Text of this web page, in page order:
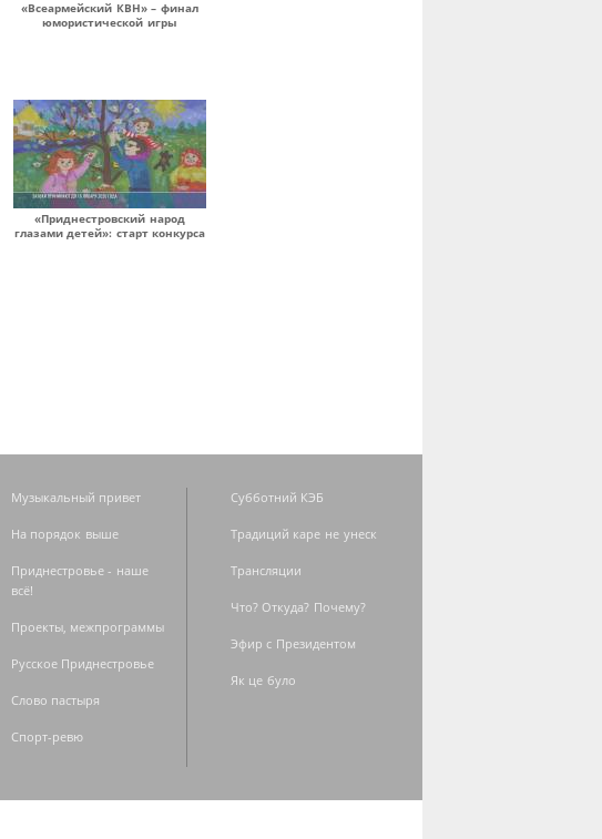
«Всеармейский КВН» – финал
юмористической игры
«Приднестровский народ
глазами детей»: старт конкурса
Музыкальный привет
На порядок выше
Приднестровье - наше
всё!
Проекты, межпрограммы
Русское Приднестровье
Слово пастыря
Спорт-ревю
Субботний КЭБ
Традиций каре не унеск
Трансляции
Что? Откуда? Почему?
Эфир с Президентом
Як це було